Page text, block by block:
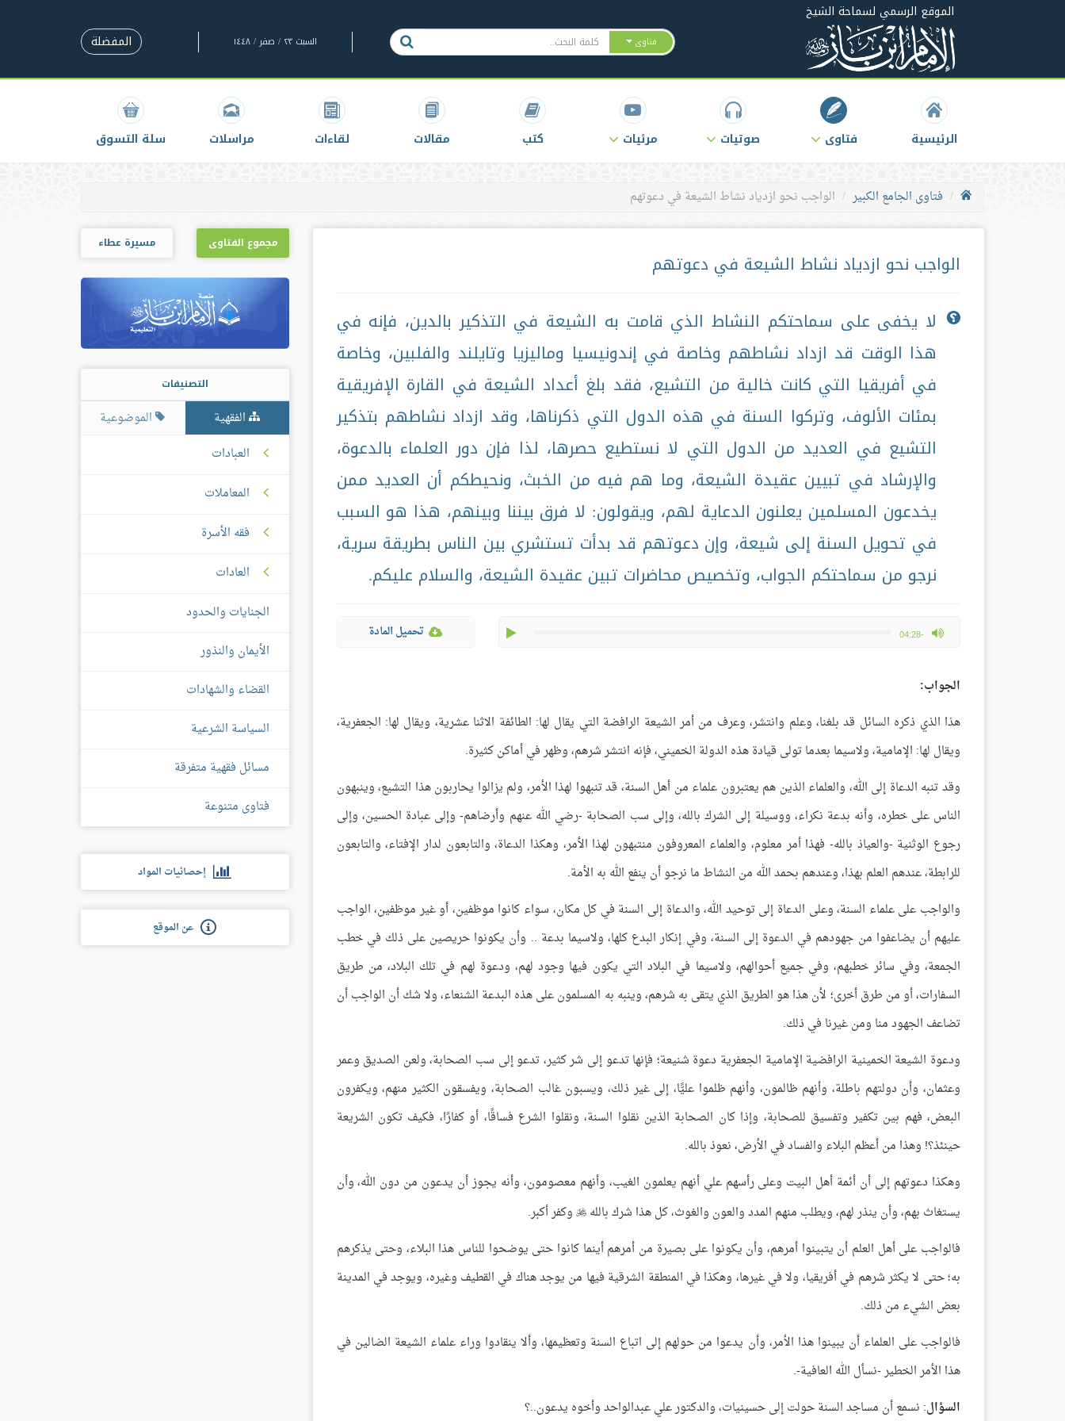
الموقع الرسمي لسماحة الشيخ
فتاوى السبت ٢٣ / صفر / ١٤٤٨ المفضلة
الرئيسية فتاوى صوتيات مرئيات كتب مقالات لقاءات مراسلات سلة التسوق
فتاوى الجامع الكبير الواجب نحو ازدياد نشاط الشيعة في دعوتهم
الواجب نحو ازدياد نشاط الشيعة في دعوتهم
لا يخفى على سماحتكم النشاط الذي قامت به الشيعة في التذكير بالدين، فإنه في
هذا الوقت قد ازداد نشاطهم وخاصة في إندونيسيا وماليزيا وتايلند والفلبين، وخاصة
في أفريقيا التي كانت خالية من التشيع، فقد بلغ أعداد الشيعة في القارة الإفريقية
بمئات الألوف، وتركوا السنة في هذه الدول التي ذكرناها، وقد ازداد نشاطهم بتذكير
التشيع في العديد من الدول التي لا نستطيع حصرها، لذا فإن دور العلماء بالدعوة،
والإرشاد في تبيين عقيدة الشيعة، وما هم فيه من الخبث، ونحيطكم أن العديد ممن
يخدعون المسلمين يعلنون الدعاية لهم، ويقولون: لا فرق بيننا وبينهم، هذا هو السبب
في تحويل السنة إلى شيعة، وإن دعوتهم قد بدأت تستشري بين الناس بطريقة سرية،
نرجو من سماحتكم الجواب، وتخصيص محاضرات تبين عقيدة الشيعة، والسلام عليكم.
-04:28
max volume تحميل المادة
الجواب:
هذا الذي ذكره السائل قد بلغنا، وعلم وانتشر، وعرف من أمر الشيعة الرافضة التي يقال لها: الطائفة الاثنا عشرية، ويقال لها: الجعفرية،
ويقال لها: الإمامية، ولاسيما بعدما تولى قيادة هذه الدولة الخميني، فإنه انتشر شرهم، وظهر في أماكن كثيرة.
وقد تنبه الدعاة إلى الله، والعلماء الذين هم يعتبرون علماء من أهل السنة، قد تنبهوا لهذا الأمر، ولم يزالوا يحاربون هذا التشيع، وينبهون
الناس على خطره، وأنه بدعة نكراء، ووسيلة إلى الشرك بالله، وإلى سب الصحابة -رضي الله عنهم وأرضاهم- وإلى عبادة الحسين، وإلى
رجوع الوثنية -والعياذ بالله- فهذا أمر معلوم، والعلماء المعروفون منتبهون لهذا الأمر، وهكذا الدعاة، والتابعون لدار الإفتاء، والتابعون
للرابطة، عندهم العلم بهذا، وعندهم بحمد الله من النشاط ما نرجو أن ينفع الله به الأمة.
والواجب على علماء السنة، وعلى الدعاة إلى توحيد الله، والدعاة إلى السنة في كل مكان، سواء كانوا موظفين، أو غير موظفين، الواجب
عليهم أن يضاعفوا من جهودهم في الدعوة إلى السنة، وفي إنكار البدع كلها، ولاسيما بدعة .. وأن يكونوا حريصين على ذلك في خطب
الجمعة، وفي سائر خطبهم، وفي جميع أحوالهم، ولاسيما في البلاد التي يكون فيها وجود لهم، ودعوة لهم في تلك البلاد، من طريق
السفارات، أو من طرق أخرى؛ لأن هذا هو الطريق الذي يتقى به شرهم، وينبه به المسلمون على هذه البدعة الشنعاء، ولا شك أن الواجب أن
تضاعف الجهود منا ومن غيرنا في ذلك.
ودعوة الشيعة الخمينية الرافضية الإمامية الجعفرية دعوة شنيعة؛ فإنها تدعو إلى شر كثير، تدعو إلى سب الصحابة، ولعن الصديق وعمر
وعثمان، وأن دولتهم باطلة، وأنهم ظالمون، وأنهم ظلموا عليًّا، إلى غير ذلك، ويسبون غالب الصحابة، ويفسقون الكثير منهم، ويكفرون
البعض، فهم بين تكفير وتفسيق للصحابة، وإذا كان الصحابة الذين نقلوا السنة، ونقلوا الشرع فساقًا، أو كفارًا، فكيف تكون الشريعة
حينئذ؟! وهذا من أعظم البلاء والفساد في الأرض، نعوذ بالله.
وهكذا دعوتهم إلى أن أئمة أهل البيت وعلى رأسهم علي أنهم يعلمون الغيب، وأنهم معصومون، وأنه يجوز أن يدعون من دون الله، وأن
يستغاث بهم، وأن ينذر لهم، ويطلب منهم المدد والعون والغوث، كل هذا شرك بالله  وكفر أكبر.
فالواجب على أهل العلم أن يتبينوا أمرهم، وأن يكونوا على بصيرة من أمرهم أينما كانوا حتى يوضحوا للناس هذا البلاء، وحتى يذكرهم
به؛ حتى لا يكثر شرهم في أفريقيا، ولا في غيرها، وهكذا في المنطقة الشرقية فيها من يوجد هناك في القطيف وغيره، ويوجد في المدينة
بعض الشيء من ذلك.
فالواجب على العلماء أن يبينوا هذا الأمر، وأن يدعوا من حولهم إلى اتباع السنة وتعظيمها، وألا ينقادوا وراء علماء الشيعة الضالين في
هذا الأمر الخطير -نسأل الله العافية-.
السؤال: نسمع أن مساجد السنة حولت إلى حسينيات، والدكتور علي عبدالواحد وأخوه يدعون..؟
مجموع الفتاوى مسيرة عطاء
التصنيفات
الفقهية
الموضوعية
العبادات
المعاملات
فقه الأسرة
العادات
الجنايات والحدود
الأيمان والنذور
القضاء والشهادات
السياسة الشرعية
مسائل فقهية متفرقة
فتاوى متنوعة
إحصائيات المواد
عن الموقع